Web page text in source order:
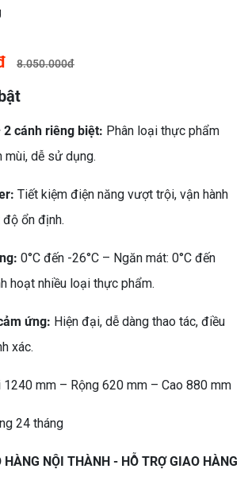
8.050.000đ
cánh riêng biệt: Phân loại thực phẩm
mùi, dễ sử dụng.
Tiết kiệm điện năng vượt trội, vận hành
ổn định.
0°C đến -26°C – Ngăn mát: 0°C đến
hoạt nhiều loại thực phẩm.
ứng: Hiện đại, dễ dàng thao tác, điều
xác.
1240 mm – Rộng 620 mm – Cao 880 mm
24 tháng
NỘI THÀNH - HỖ TRỢ GIAO HÀNG